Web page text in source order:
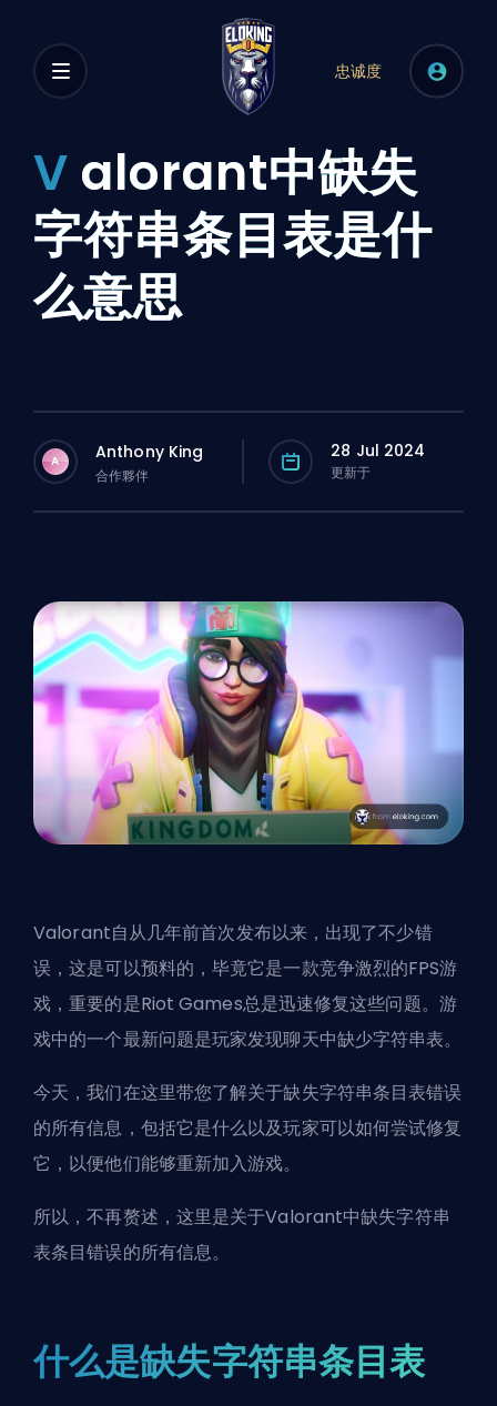
忠诚度
V alorant中缺失
字符串条目表是什
么意思
A Anthony King
合作夥伴
28 Jul 2024
更新于
Valorant自从几年前首次发布以来，出现了不少错
误，这是可以预料的，毕竟它是一款竞争激烈的FPS游
戏，重要的是Riot Games总是迅速修复这些问题。游
戏中的一个最新问题是玩家发现聊天中缺少字符串表。
今天，我们在这里带您了解关于缺失字符串条目表错误
的所有信息，包括它是什么以及玩家可以如何尝试修复
它，以便他们能够重新加入游戏。
所以，不再赘述，这里是关于Valorant中缺失字符串
表条目错误的所有信息。
什么是缺失字符串条目表